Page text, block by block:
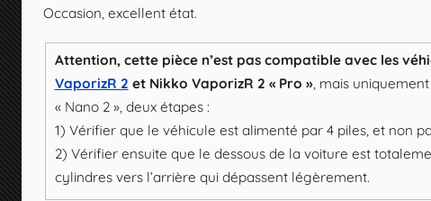
Occasion, excellent état.
Attention, cette pièce n’est pas compatible avec les
VaporizR 2 et Nikko VaporizR 2 « Pro », mais
« Nano 2 », deux étapes :
1) Vérifier que le véhicule est alimenté par 4 piles, et non
2) Vérifier ensuite que le dessous de la voiture est
cylindres vers l’arrière qui dépassent légèrement.